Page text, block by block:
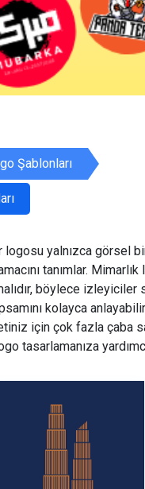
Şablonları
logosu yalnızca görsel
tanımlar.
böylece izleyiciler
kolayca
için çok fazla çaba
tasarlamanıza